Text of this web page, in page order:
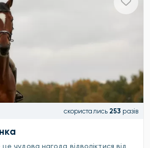
скористались 253 разів
чудова нагода відволіктися від